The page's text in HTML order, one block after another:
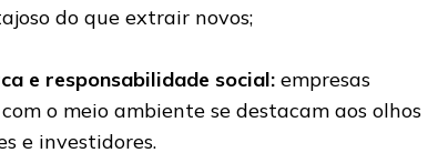
do que extrair novos;
e responsabilidade social: empresas
o meio ambiente se destacam aos olhos
e investidores.